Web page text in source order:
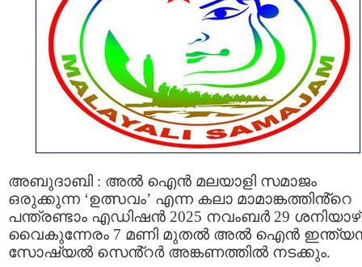
അബുദാബി : അൽ ഐൻ മലയാളി സമാജം
ഒരുക്കുന്ന ‘ഉത്സവം’ എന്ന കലാ മാമാങ്കത്തിൻ്റെ
പന്ത്രണ്ടാം എഡിഷൻ 2025 നവംബർ 29
വൈകുന്നേരം 7 മണി മുതൽ അൽ ഐൻ
സോഷ്യൽ സെൻ്റർ അങ്കണത്തിൽ നടക്കും.